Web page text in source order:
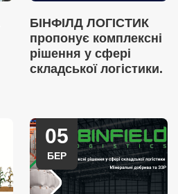
БІНФІЛД ЛОГІСТИК
пропонує комплексні
рішення у сфері
складської логістики.
05
БЕР